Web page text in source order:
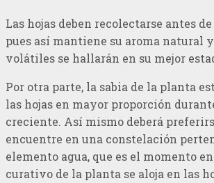
Las hojas deben recolectarse antes
pues así mantiene su aroma natural
volátiles se hallarán en su mejor
Por otra parte, la sabia de la planta
las hojas en mayor proporción
creciente. Así mismo deberá
encuentre en una constelación
elemento agua, que es el momento
curativo de la planta se aloja en las